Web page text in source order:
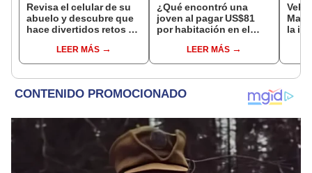
Revisa el celular de su
abuelo y descubre que
hace divertidos retos de
[VIDEO]LEER MÁS
¿Qué encontró una
joven al pagar US$81
por habitación en el
dejó en shock?
LEER MÁS
la